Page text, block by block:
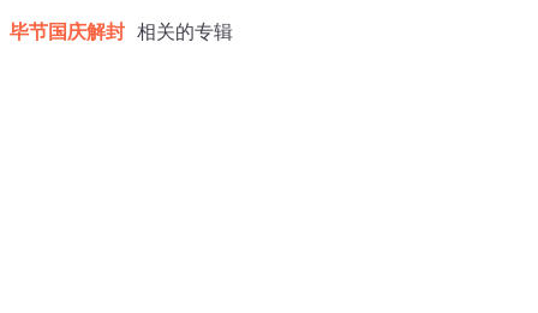
毕节国庆解封 相关的专辑